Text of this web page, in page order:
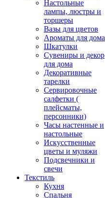
Настольные
лампы, люстры и
торшеры
Вазы для цветов
Ароматы для дома
Шкатулки
Сувениры и декор
для дома
Декоративные
тарелки
Сервировочные
салфетки (
плейсматы,
персонники)
Часы настенные и
настольные
Искусственные
цветы и муляжи
Подсвечники и
свечи
Текстиль
Кухня
Спальня